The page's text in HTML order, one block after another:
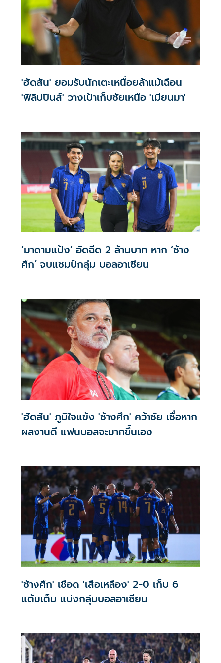
'ฮัดสัน' ยอมรับนักเตะเหนื่อยล้าแม้เฉือน
'ฟิลิปปินส์' วางเป้าเก็บชัยเหนือ 'เมียนมา'
‘มาดามแป้ง‘ อัดฉีด 2 ล้านบาท หาก ‘ช้าง
ศึก‘ จบแชมป์กลุ่ม บอลอาเซียน
'ฮัดสัน' ภูมิใจแข้ง 'ช้างศึก' คว้าชัย เชื่อหาก
ผลงานดี แฟนบอลจะมากขึ้นเอง
'ช้างศึก' เชือด 'เสือเหลือง' 2-0 เก็บ 6
แต้มเต็ม แบ่งกลุ่มบอลอาเซียน